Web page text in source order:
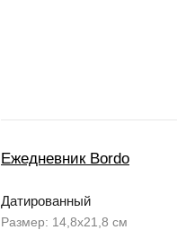
Ежедневник Bordo
Датированный
Размер: 14,8х21,8 см